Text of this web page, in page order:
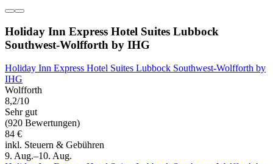
Holiday Inn Express Hotel Suites Lubbock
Southwest-Wolfforth by IHG
Holiday Inn Express Hotel Suites Lubbock Southwest-Wolfforth by
IHG
Wolfforth
8,2/10
Sehr gut
(920 Bewertungen)
84 €
inkl. Steuern & Gebühren
9. Aug.–10. Aug.